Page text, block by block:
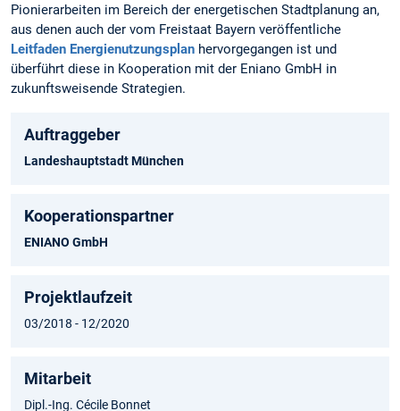
Pionierarbeiten im Bereich der energetischen Stadtplanung an,
aus denen auch der vom Freistaat Bayern veröffentliche
Leitfaden Energienutzungsplan hervorgegangen ist und
überführt diese in Kooperation mit der Eniano GmbH in
zukunftsweisende Strategien.
Auftraggeber
Landeshauptstadt München
Kooperationspartner
ENIANO GmbH
Projektlaufzeit
03/2018 - 12/2020
Mitarbeit
Dipl.-Ing. Cécile Bonnet